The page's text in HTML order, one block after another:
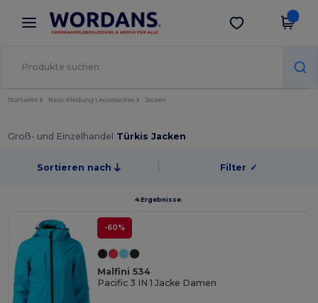
× Wordans App
Bessere Preise in der App!
App holen
Startseite Basic Kleidung | Accessoires Jacken
Groß- und Einzelhandel Türkis Jacken
Sortieren nach Filter ✓
4 Ergebnisse.
-60%
Malfini 534
Pacific 3 IN 1 Jacke Damen